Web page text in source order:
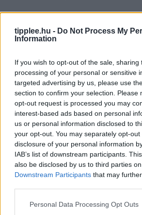
tipplee.hu - Do Not Process My
Information
If you wish to opt-out of the sale, sharing
processing of your personal or sensitive
targeted advertising by us, please use
section to confirm your selection. Please
opt-out request is processed you may
interest-based ads based on personal
us or personal information disclosed to
your opt-out. You may separately opt-
disclosure of your personal information
IAB’s list of downstream participants.
also be disclosed by us to third parties
Downstream Participants that may
Personal Data Processing Opt Outs
Avokádóolaj-teszt: amit a
címkék mögött találtak
A vásárlók gyakran drága pénzért
avokádóolajos termékeket, de egy új
esetek 89%-ában nem azt kapják,
Kaliforniai Egyetem szakértői
Rooby
augusztus 9, 2026